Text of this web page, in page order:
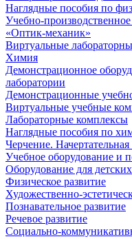
Наглядные пособия по
Учебно-
«Оптик-механик»
Виртуальные
Химия
Демонстрационное
лаборатории
Демонстрационные
Виртуальные учебные
Лабораторные комплексы
Наглядные пособия по
Черчение.
Учебное оборудование и
Оборудование для
Физическое развитие
Художественно-
Познавательное развитие
Речевое развитие
Социально-